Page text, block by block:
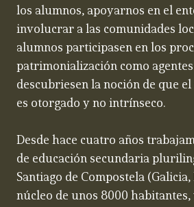
los alumnos, apoyarnos en el
involucrar a las comunidades
alumnos participasen en los
patrimonialización como
descubriesen la noción de que
es otorgado y no intrínseco.
Desde hace cuatro años
de educación secundaria
Santiago de Compostela (Galicia,
núcleo de unos 8000 habitantes,